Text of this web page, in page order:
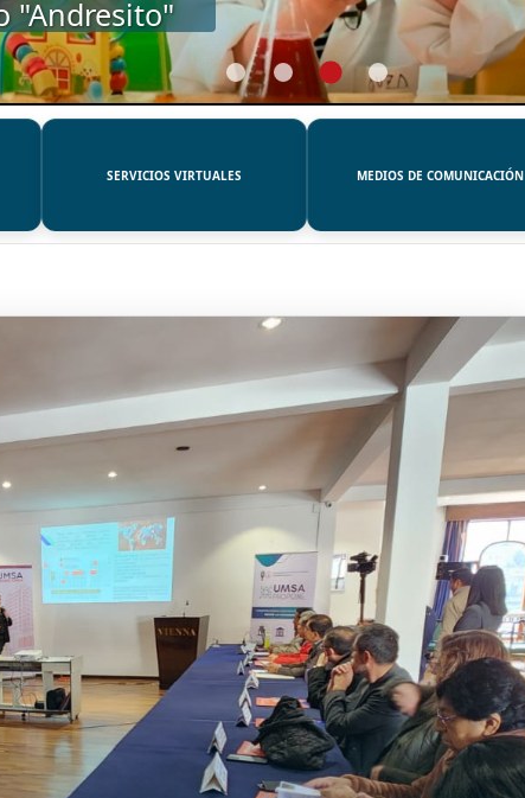
SERVICIOS VIRTUALES MEDIOS DE COMUNICACIÓN